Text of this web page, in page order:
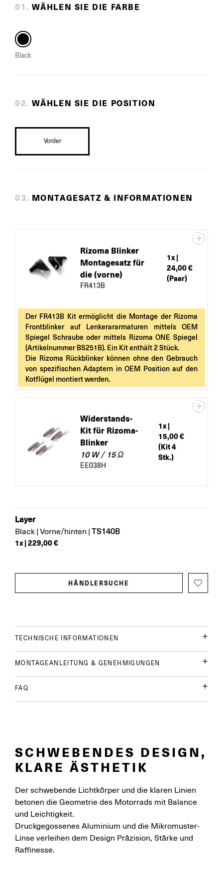
01 . WÄHLEN SIE DIE FARBE
Black
02. WÄHLEN SIE DIE POSITION
Vorder
03. MONTAGESATZ & INFORMATIONEN
Rizoma Blinker
Montagesatz für
die (vorne)
FR413B
1x |
24,00 €
(Paar)
Der FR413B Kit ermöglicht die Montage der Rizoma
Frontblinker auf Lenkerararmaturen mittels OEM
Spiegel Schraube oder mittels Rizoma ONE Spiegel
(Artikelnummer BS251B). Ein Kit enthält 2 Stück.
Die Rizoma Rückblinker können ohne den Gebrauch
von spezifischen Adaptern in OEM Position auf den
Kotflügel montiert werden.
Widerstands-
Kit für Rizoma-
Blinker
10 W / 15 Ω
EE038H
1x |
15,00 €
(Kit 4
Stk.)
Layer
Black | Vorne/hinten | TS140B
1x | 229,00 €
HÄNDLERSUCHE
TECHNISCHE INFORMATIONEN
MONTAGEANLEITUNG & GENEHMIGUNGEN
FAQ
SCHWEBENDES DESIGN,
KLARE ÄSTHETIK
Der schwebende Lichtkörper und die klaren Linien
betonen die Geometrie des Motorrads mit Balance
und Leichtigkeit.
Druckgegossenes Aluminium und die Mikromuster-
Linse verleihen dem Design Präzision, Stärke und
Raffinesse.